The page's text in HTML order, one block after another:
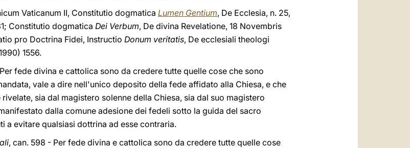
Vaticanum II, Constitutio dogmatica Lumen Gentium, De Ecclesia, n. 25,
Constitutio dogmatica Dei Verbum, De divina Revelatione, 18 Novembris
pro Doctrina Fidei, Instructio Donum veritatis, De ecclesiali theologi
1556.
fede divina e cattolica sono da credere tutte quelle cose che sono
vale a dire nell'unico deposito della fede affidato alla Chiesa, e che
sia dal magistero solenne della Chiesa, sia dal suo magistero
dalla comune adesione dei fedeli sotto la guida del sacro
a evitare qualsiasi dottrina ad esse contraria.
, can. 598 - Per fede divina e cattolica sono da credere tutte quelle cose